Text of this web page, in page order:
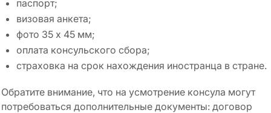
паспорт;
визовая анкета;
фото 35 х 45 мм;
оплата консульского сбора;
страховка на срок нахождения иностранца в стране.
Обратите внимание, что на усмотрение консула могут
потребоваться дополнительные документы: договор